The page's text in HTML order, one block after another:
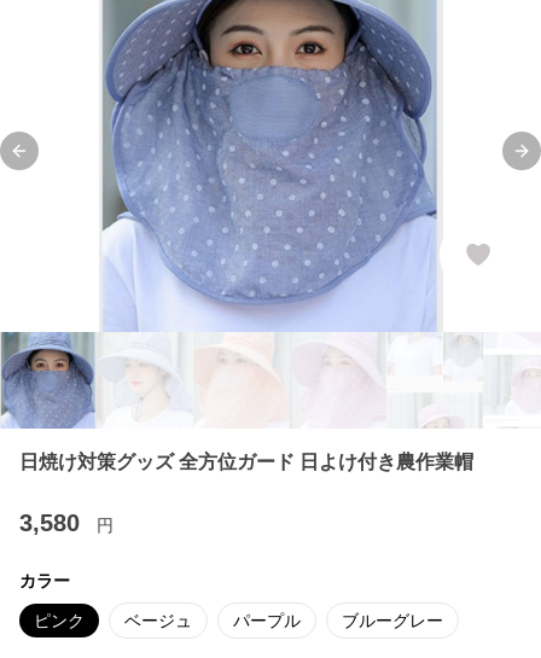
Previous slide
日焼け対策グッズ 全方位ガード 日よけ付き農作業帽
3,580 円
カラー
ピンク ベージュ パープル ブルーグレー